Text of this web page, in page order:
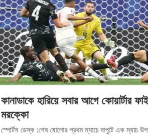
কানাডাকে হারিয়ে সবার আগে কোয়ার্টার
মরক্কো
স্পোর্টস ডেস্ক :শেষ ষোলোর প্রথম ম্যাচে দাপুটে এক ম্যাচ